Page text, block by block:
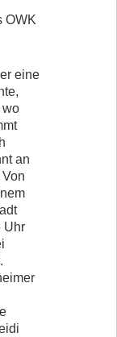
OWK
eine
wo
an
Uhr